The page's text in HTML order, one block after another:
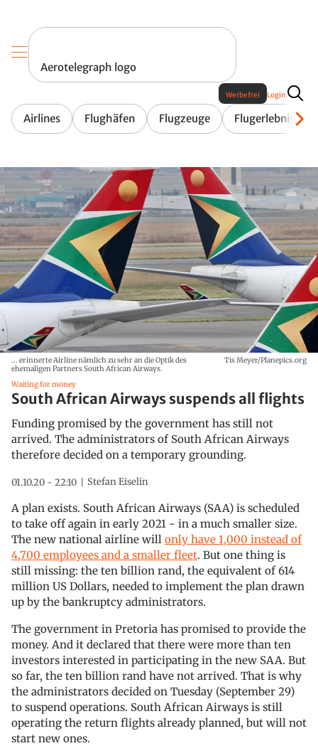
Aerotelegraph logo
Airlines Flughäfen Flugzeuge Flugerlebnis
Werbefrei Login
... erinnerte Airline nämlich zu sehr an die Optik des
ehemaligen Partners South African Airways.
Tis Meyer/Planepics.org
Waiting for money
South African Airways suspends all flights
Funding promised by the government has still not
arrived. The administrators of South African Airways
therefore decided on a temporary grounding.
01.10.20 - 22:10 Stefan Eiselin
A plan exists. South African Airways (SAA) is scheduled
to take off again in early 2021 - in a much smaller size.
The new national airline will only have 1,000 instead of
4,700 employees and a smaller fleet. But one thing is
still missing: the ten billion rand, the equivalent of 614
million US Dollars, needed to implement the plan drawn
up by the bankruptcy administrators.
The government in Pretoria has promised to provide the
money. And it declared that there were more than ten
investors interested in participating in the new SAA. But
so far, the ten billion rand have not arrived. That is why
the administrators decided on Tuesday (September 29)
to suspend operations. South African Airways is still
operating the return flights already planned, but will not
start new ones.